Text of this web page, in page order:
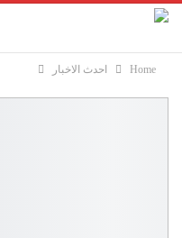
Home احدث الاخبار